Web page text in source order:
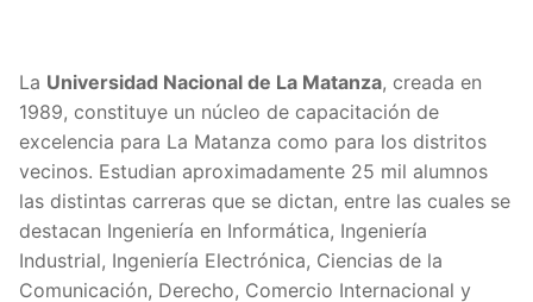
La Universidad Nacional de La Matanza, creada en
1989, constituye un núcleo de capacitación de
excelencia para La Matanza como para los distritos
vecinos. Estudian aproximadamente 25 mil alumnos
las distintas carreras que se dictan, entre las cuales se
destacan Ingeniería en Informática, Ingeniería
Industrial, Ingeniería Electrónica, Ciencias de la
Comunicación, Derecho, Comercio Internacional y